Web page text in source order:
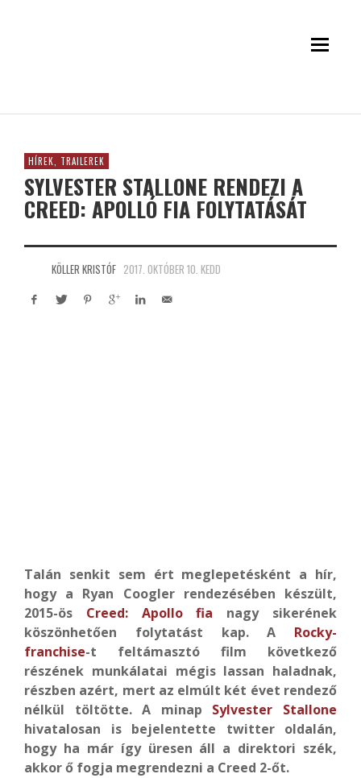
HÍREK, TRAILEREK
SYLVESTER STALLONE RENDEZI A
CREED: APOLLÓ FIA FOLYTATÁSÁT
KÖLLER KRISTÓF 2017. OKTÓBER 10. KEDD
Talán senkit sem ért meglepetésként a hír,
hogy a Ryan Coogler rendezésében készült,
2015-ös Creed: Apollo fia nagy sikerének
köszönhetően folytatást kap. A Rocky-
franchise-t feltámasztó film következő
részének munkálatai mégis lassan haladnak,
részben azért, mert az elmúlt két évet rendező
nélkül töltötte. A minap Sylvester Stallone
hivatalosan is bejelentette twitter oldalán,
hogy ha már így üresen áll a direktori szék,
akkor ő fogja megrendezni a Creed 2-őt.